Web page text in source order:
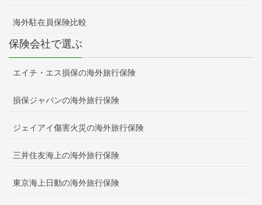
海外駐在員保険比較
保険会社で選ぶ
エイチ・エス損保の海外旅行保険
損保ジャパンの海外旅行保険
ジェイアイ傷害火災の海外旅行保険
三井住友海上の海外旅行保険
東京海上日動の海外旅行保険